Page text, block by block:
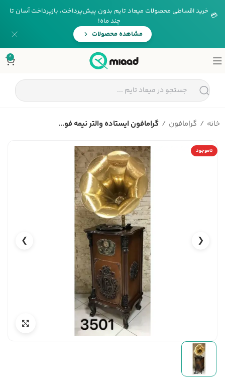
💳 خرید اقساطی محصولات میعاد تایم بدون پیش‌پرداخت، بازپرداخت آسان تا
چند ماه!
مشاهده محصولات
0
خانه گرامافون گرامافون ایستاده والتر نیمه فو...
ناموجود
❮
❯